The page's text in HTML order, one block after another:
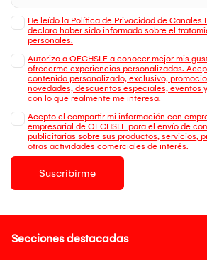
He leído la Política de Privacidad de Canales
declaro haber sido informado sobre el
personales.
Autorizo a OECHSLE a conocer mejor mis
ofrecerme experiencias personalizadas.
contenido personalizado, exclusivo,
novedades, descuentos especiales, eventos
con lo que realmente me interesa.
Acepto el compartir mi información con
empresarial de OECHSLE para el envío de
publicitarias sobre sus productos, servicios,
otras actividades comerciales de interés.
Suscribirme
Secciones destacadas